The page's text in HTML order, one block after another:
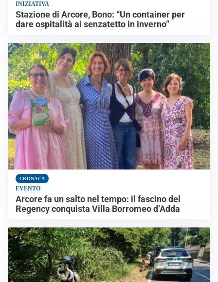
INIZIATIVA
Stazione di Arcore, Bono: “Un container per
dare ospitalità ai senzatetto in inverno”
CRONACA
EVENTO
Arcore fa un salto nel tempo: il fascino del
Regency conquista Villa Borromeo d’Adda